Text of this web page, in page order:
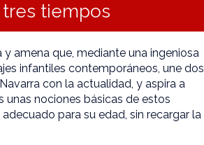
tres tiempos
amena que, mediante una ingeniosa
infantiles contemporáneos, une dos
con la actualidad, y aspira a
unas nociones básicas de estos
para su edad, sin recargar la